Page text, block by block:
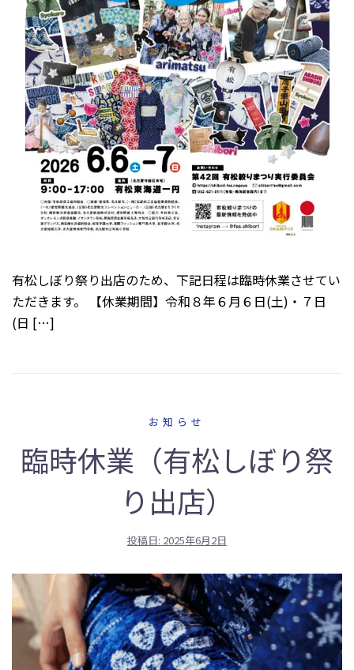
有松しぼり祭り出店のため、下記日程は臨時休業させてい
ただきます。 【休業期間】令和８年６月６日(土)・７日
(日 […]
お知らせ
臨時休業（有松しぼり祭
り出店）
投稿日: 2025年6月2日